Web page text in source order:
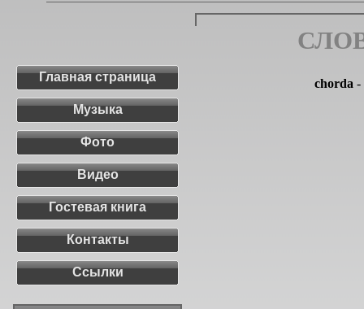
Главная страница
Музыка
Фото
Видео
Гостевая книга
Контакты
Ссылки
chorda -